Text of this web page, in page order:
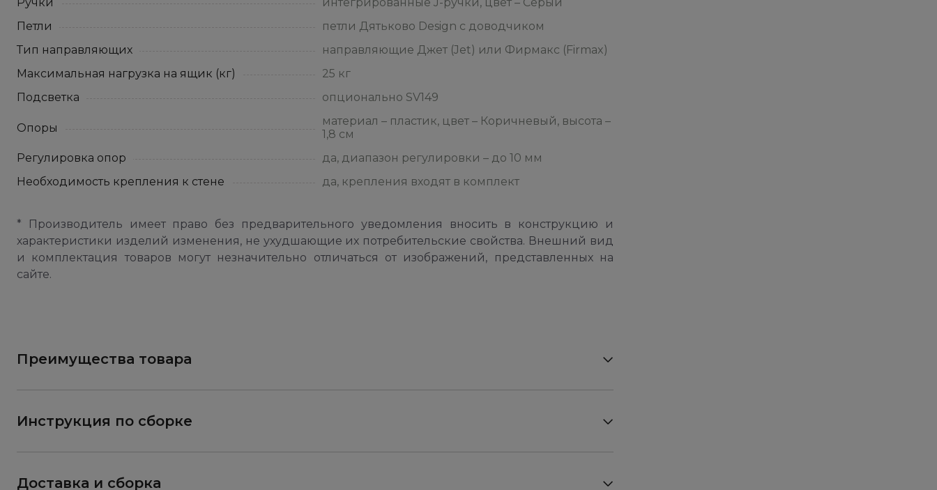
Петли
петли Дятьково Design с доводчиком
Тип направляющих
направляющие Джет (Jet) или Фирмакс (Firmax)
Максимальная нагрузка на ящик (кг)
25 кг
Подсветка
опционально SV149
Опоры
материал – пластик, цвет – Коричневый, высота –
1,8 см
Регулировка опор
да, диапазон регулировки – до 10 мм
Необходимость крепления к стене
да, крепления входят в комплект
* Производитель имеет право без предварительного уведомления вносить в конструкцию и
характеристики изделий изменения, не ухудшающие их потребительские свойства. Внешний вид
и комплектация товаров могут незначительно отличаться от изображений, представленных на
сайте.
Преимущества товара
Инструкция по сборке
Доставка и сборка